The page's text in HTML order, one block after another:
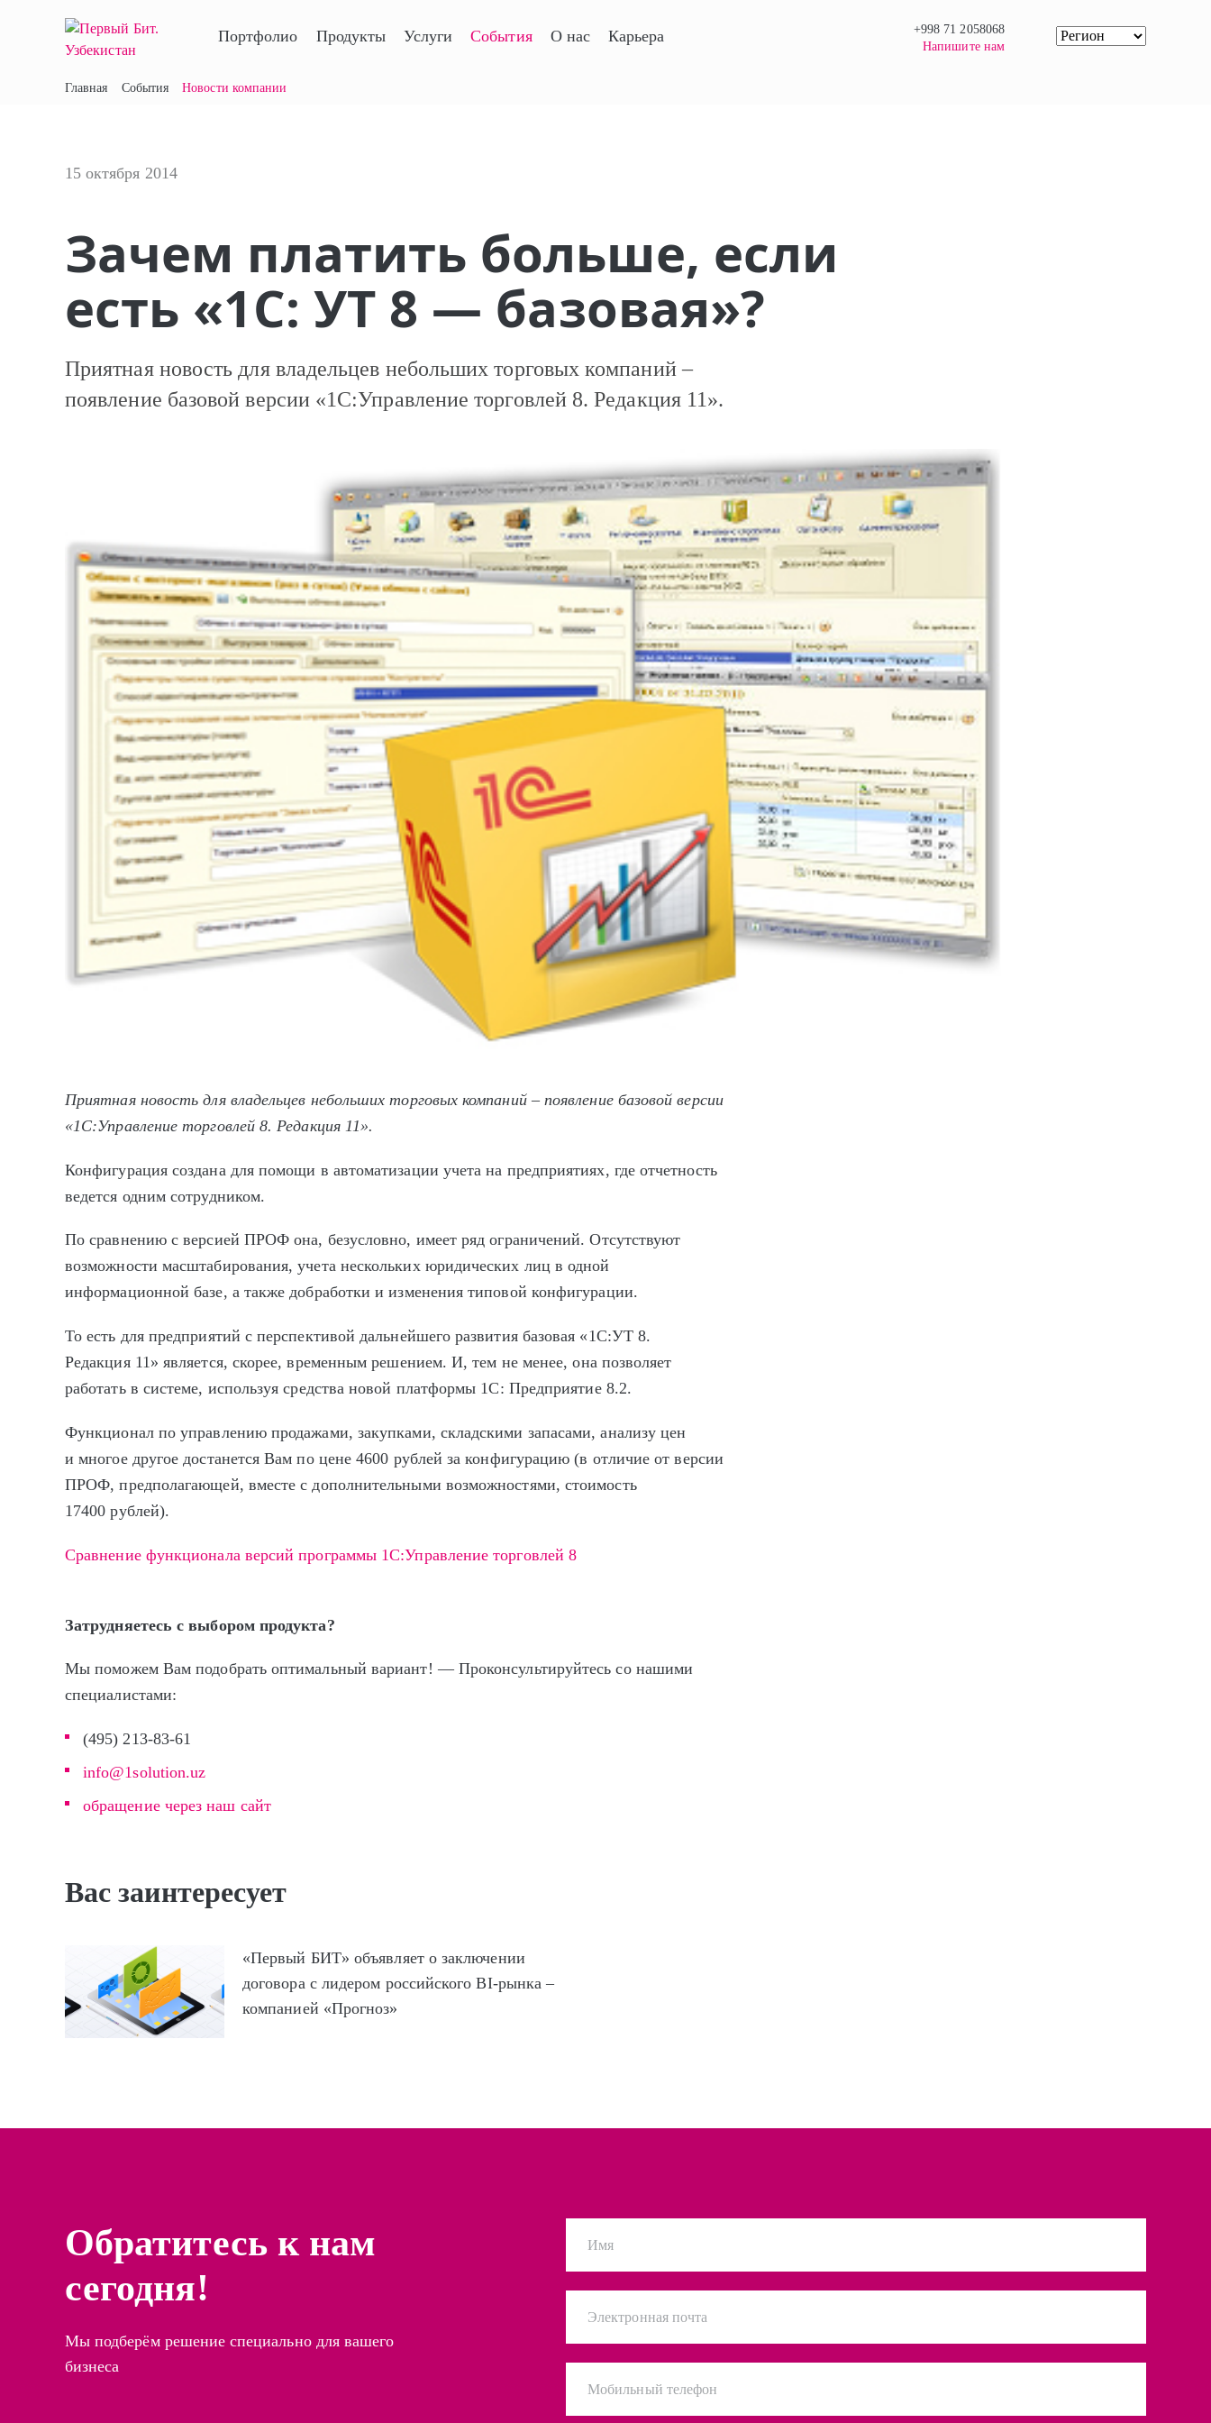
Портфолио Продукты Услуги События О нас Карьера
+998 71 2058068
Напишите нам
Главная События Новости компании
15 октября 2014
Зачем платить больше, если
есть «1С: УТ 8 — базовая»?
Приятная новость для владельцев небольших торговых компаний –
появление базовой версии «1С:Управление торговлей 8. Редакция 11».
Приятная новость для владельцев небольших торговых компаний – появление базовой версии
«1С:Управление торговлей 8. Редакция 11».
Конфигурация создана для помощи в автоматизации учета на предприятиях, где отчетность
ведется одним сотрудником.
По сравнению с версией ПРОФ она, безусловно, имеет ряд ограничений. Отсутствуют
возможности масштабирования, учета нескольких юридических лиц в одной
информационной базе, а также добработки и изменения типовой конфигурации.
То есть для предприятий с перспективой дальнейшего развития базовая «1С:УТ 8.
Редакция 11» является, скорее, временным решением. И, тем не менее, она позволяет
работать в системе, используя средства новой платформы 1С: Предприятие 8.2.
Функционал по управлению продажами, закупками, складскими запасами, анализу цен
и многое другое достанется Вам по цене 4600 рублей за конфигурацию (в отличие от версии
ПРОФ, предполагающей, вместе с дополнительными возможностями, стоимость
17400 рублей).
Сравнение функционала версий программы 1С:Управление торговлей 8
Затрудняетесь с выбором продукта?
Мы поможем Вам подобрать оптимальный вариант! — Проконсультируйтесь со нашими
специалистами:
(495) 213-83-61
info@1solution.uz
обращение через наш сайт
Вас заинтересует
«Первый БИТ» объявляет о заключении
договора с лидером российского BI-рынка –
компанией «Прогноз»
Обратитесь к нам
сегодня!
Мы подберём решение специально для вашего
бизнеса
Имя
Электронная почта
Мобильный телефон